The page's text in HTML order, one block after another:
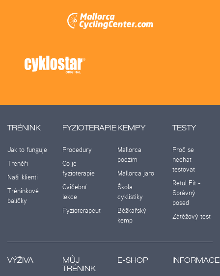
TRÉNINK
Jak to funguje
Trenéři
Naši klienti
Tréninkové
balíčky
FYZIOTERAPIE
Procedury
Co je
fyzioterapie
Cvičební
lekce
Fyzioterapeut
KEMPY
Mallorca
podzim
Mallorca jaro
Škola
cyklistiky
Běžkařský
kemp
TESTY
Proč se
nechat
testovat
Retül Fit -
Správný
posed
Zátěžový test
VÝŽIVA
MŮJ
TRÉNINK
E-SHOP INFORMACE